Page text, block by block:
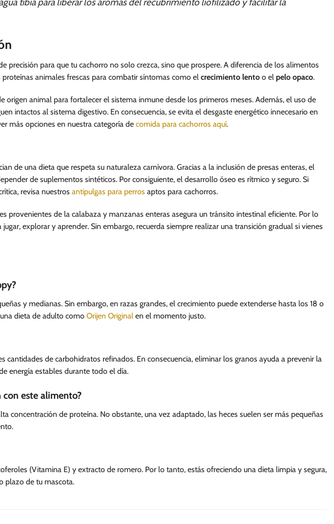
precisión para que tu cachorro no solo crezca, sino que prospere. A diferencia de los alimentos
animales frescas para combatir síntomas como el crecimiento lento o el pelo opaco.
animal para fortalecer el sistema inmune desde los primeros meses. Además, el uso de
intactos al sistema digestivo. En consecuencia, se evita el desgaste energético innecesario en
más opciones en nuestra categoría de comida para cachorros aquí.
de una dieta que respeta su naturaleza carnívora. Gracias a la inclusión de presas enteras, el
de suplementos sintéticos. Por consiguiente, el desarrollo óseo es rítmico y seguro. Si
revisa nuestros antipulgas para perros aptos para cachorros.
provenientes de la calabaza y manzanas enteras asegura un tránsito intestinal eficiente. Por lo
explorar y aprender. Sin embargo, recuerda siempre realizar una transición gradual si vienes
y medianas. Sin embargo, en razas grandes, el crecimiento puede extenderse hasta los 18 o
dieta de adulto como Orijen Original en el momento justo.
cantidades de carbohidratos refinados. En consecuencia, eliminar los granos ayuda a prevenir la
energía estables durante todo el día.
con este alimento?
concentración de proteína. No obstante, una vez adaptado, las heces suelen ser más pequeñas
(Vitamina E) y extracto de romero. Por lo tanto, estás ofreciendo una dieta limpia y segura,
plazo de tu mascota.